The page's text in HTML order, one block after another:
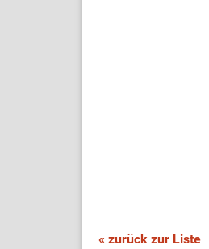
« zurück zur Liste